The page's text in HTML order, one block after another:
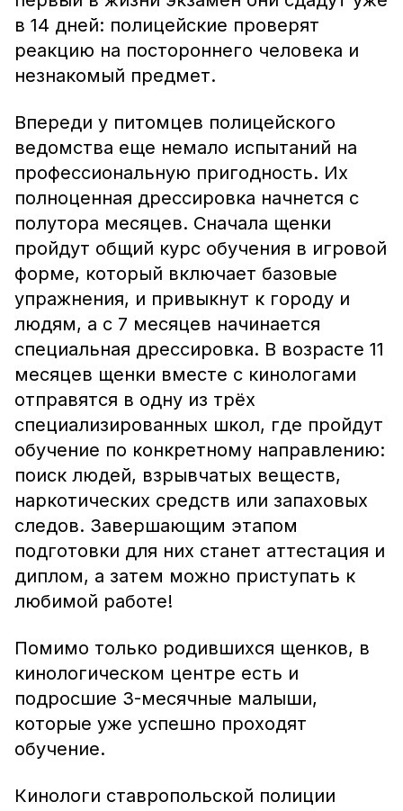
в 14 дней: полицейские проверят
реакцию на постороннего человека и
незнакомый предмет.
Впереди у питомцев полицейского
ведомства еще немало испытаний на
профессиональную пригодность. Их
полноценная дрессировка начнется с
полутора месяцев. Сначала щенки
пройдут общий курс обучения в игровой
форме, который включает базовые
упражнения, и привыкнут к городу и
людям, а с 7 месяцев начинается
специальная дрессировка. В возрасте 11
месяцев щенки вместе с кинологами
отправятся в одну из трёх
специализированных школ, где пройдут
обучение по конкретному направлению:
поиск людей, взрывчатых веществ,
наркотических средств или запаховых
следов. Завершающим этапом
подготовки для них станет аттестация и
диплом, а затем можно приступать к
любимой работе!
Помимо только родившихся щенков, в
кинологическом центре есть и
подросшие 3-месячные малыши,
которые уже успешно проходят
обучение.
Кинологи ставропольской полиции